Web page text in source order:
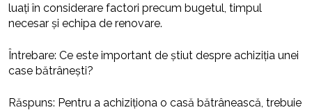
luați în considerare factori precum bugetul, timpul
necesar și echipa de renovare.
Întrebare: Ce este important de știut despre achiziția unei
case bătrânești?
Răspuns: Pentru a achiziționa o casă bătrânească, trebuie